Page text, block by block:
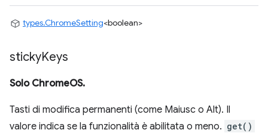
types.ChromeSetting<boolean>
stickyKeys
Solo ChromeOS.
Tasti di modifica permanenti (come Maiusc o Alt). Il
valore indica se la funzionalità è abilitata o meno. get()